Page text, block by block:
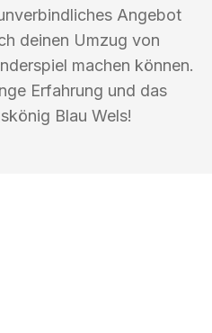
Angebot
deinen Umzug von
machen können.
Erfahrung und das
Blau Wels!